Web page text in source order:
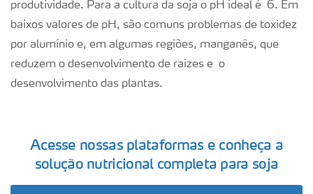
produtividade. Para a cultura da soja o pH ideal é 6. Em
baixos valores de pH, são comuns problemas de toxidez
por alumínio e, em algumas regiões, manganês, que
reduzem o desenvolvimento de raízes e o
desenvolvimento das plantas.
Acesse nossas plataformas e conheça a
solução nutricional completa para soja